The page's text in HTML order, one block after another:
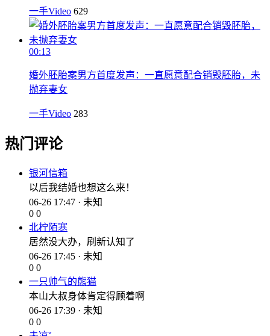
一手Video 629
00:13
婚外胚胎案男方首度发声：一直愿意配合销毁胚胎，未
抛弃妻女
一手Video 283
热门评论
银河信箱
以后我结婚也想这么来！
06-26 17:47 · 未知
0 0
北柠陌寒
居然没大办，刷新认知了
06-26 17:45 · 未知
0 0
一只帅气的熊猫
本山大叔身体肯定得顾着啊
06-26 17:39 · 未知
0 0